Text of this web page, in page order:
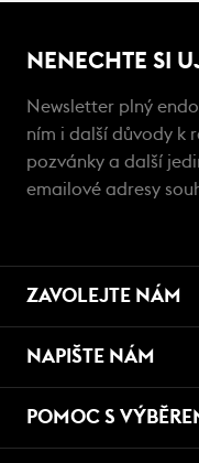
NENECHTE SI
Newsletter plný
ním i další důvody k
pozvánky a další
emailové adresy
ZAVOLEJTE NÁM
NAPIŠTE NÁM
POMOC S